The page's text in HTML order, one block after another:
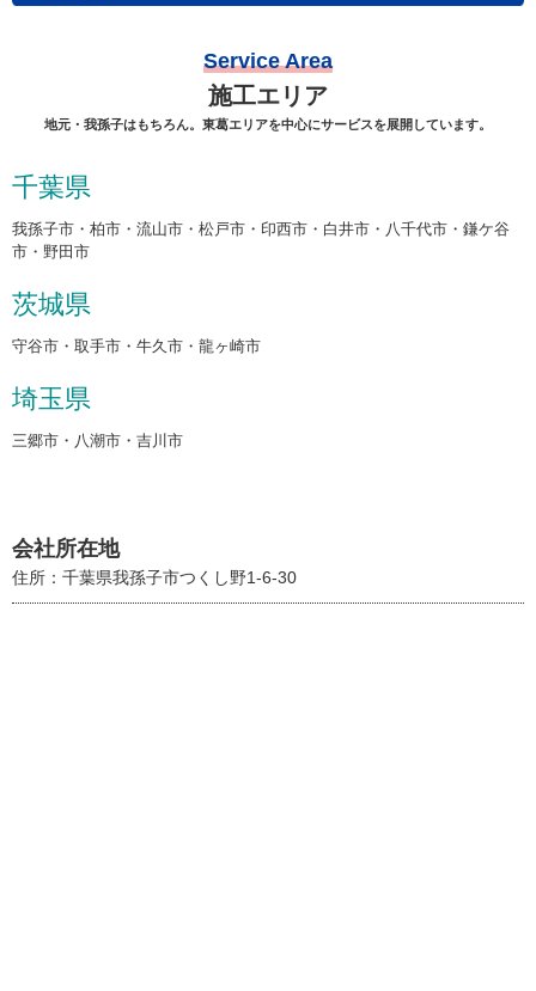
Service Area
施工エリア
地元・我孫子はもちろん。東葛エリアを中心にサービスを展開しています。
千葉県
我孫子市・柏市・流山市・松戸市・印西市・白井市・八千代市・鎌ケ谷
市・野田市
茨城県
守谷市・取手市・牛久市・龍ヶ崎市
埼玉県
三郷市・八潮市・吉川市
会社所在地
住所：千葉県我孫子市つくし野1-6-30